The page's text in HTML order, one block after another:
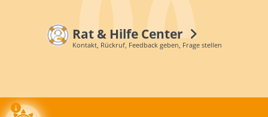
Rat & Hilfe Center
Kontakt, Rückruf, Feedback geben, Frage stellen